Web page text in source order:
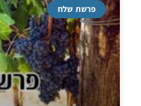
פרשת שלח